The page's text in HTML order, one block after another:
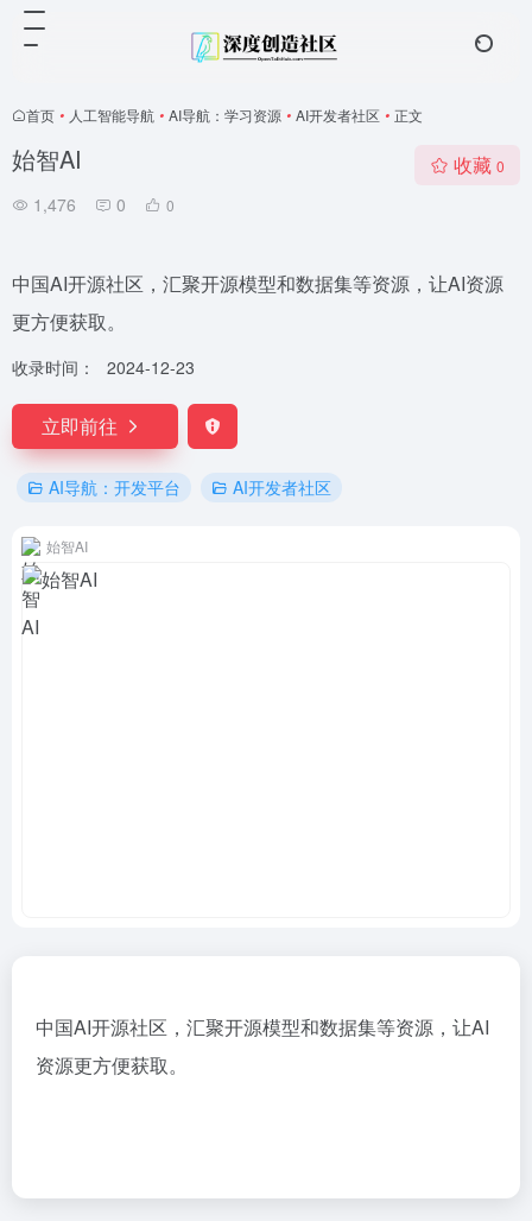
首页 • 人工智能导航 • AI导航：学习资源 • AI开发者社区 • 正文
始智AI
1,476 0 0
收藏 0
中国AI开源社区，汇聚开源模型和数据集等资源，让AI资源
更方便获取。
收录时间： 2024-12-23
立即前往
AI导航：开发平台 AI开发者社区
始智AI
中国AI开源社区，汇聚开源模型和数据集等资源，让AI
资源更方便获取。